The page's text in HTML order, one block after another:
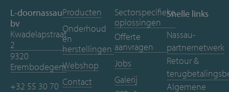
L-doornassau
bv
Kwadelapstraat
2
9320
Erembodegem
+32 55 30 70
Producten
Onderhoud
en
herstellingen
Webshop
Contact
Sectorspecifieke
oplossingen
Offerte
aanvragen
Jobs
Galerij
Snelle links
Nassau-
partnernetwerk
Retour &
Algemene